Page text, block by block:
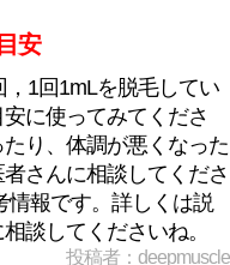
安
1回1mLを脱毛してい
に使ってみてくださ
り、体調が悪くなった
さんに相談してくださ
報です。詳しくは説
談してくださいね。
投稿者：deepmuscle